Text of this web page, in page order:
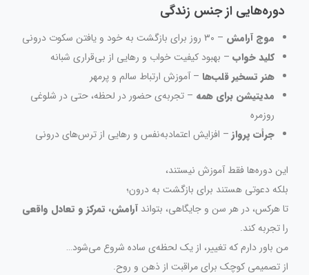
دوره‌هایی از جنس زندگی
موج آرامش – ۳۰ روز برای بازگشت به خود و یافتن سکوت درونی
کلید خواب – بهبود کیفیت خواب و رهایی از بی‌قراری شبانه
هنر تسخیر قلب‌ها – آموزش ارتباط سالم و پرمهر
مدیتیشن برای همه – تجربه‌ی حضور در لحظه، حتی در شلوغی
روزمره
جرأت پرواز – افزایش اعتمادبه‌نفس و رهایی از ترس‌های درونی
این دوره‌ها فقط آموزش نیستند،
بلکه دعوتی هستند برای بازگشت به درون؛
تا هرکس، در هر سن و جایگاهی، بتواند آرامش، تمرکز و تعادل واقعی
را تجربه کند.
من باور دارم که تغییر، از یک لحظه‌ی ساده شروع می‌شود…
از تصمیمی کوچک برای مراقبت از ذهن و روح.